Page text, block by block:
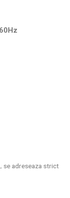
se adreseaza strict